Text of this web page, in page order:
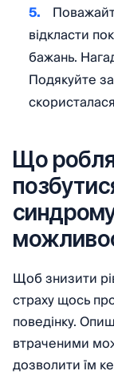
відкласти
бажань.
Подякуйте
Що
Щоб знизити
страху щось
поведінку.
втраченими
дозволити їм